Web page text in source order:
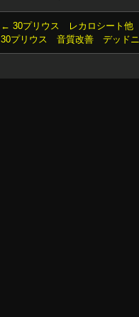
← 30プリウス レカロシート他
30プリウス 音質改善 デッド